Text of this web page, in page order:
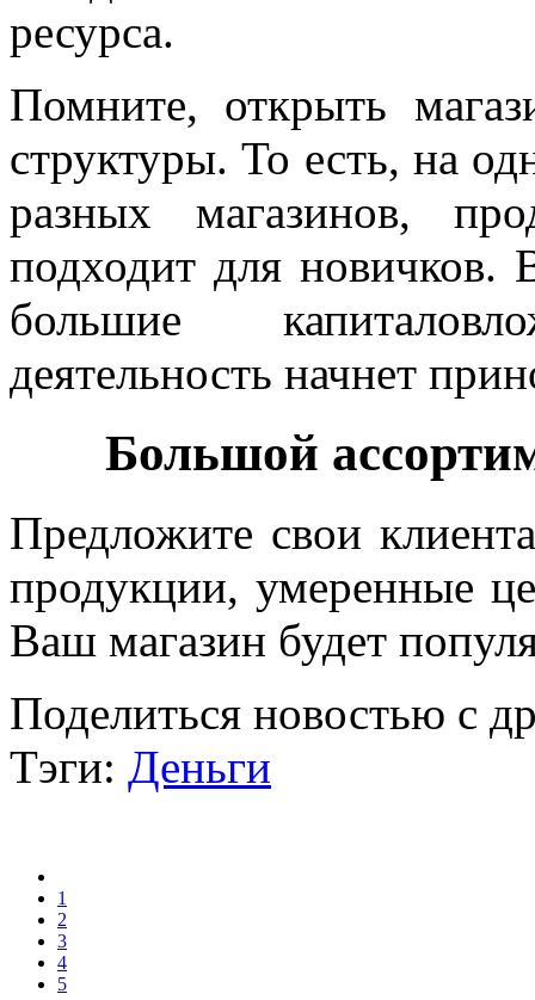
ресурса.
Помните, открыть
структуры. То есть, на
разных магазинов,
подходит для новичков.
большие
деятельность начнет
Большой
Предложите свои
продукции, умеренные
Ваш магазин будет
Поделиться новостью с
Тэги: Деньги
1
2
3
4
5